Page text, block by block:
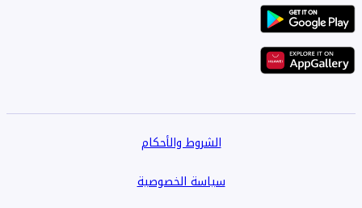
الشروط والأحكام
سياسة الخصوصية